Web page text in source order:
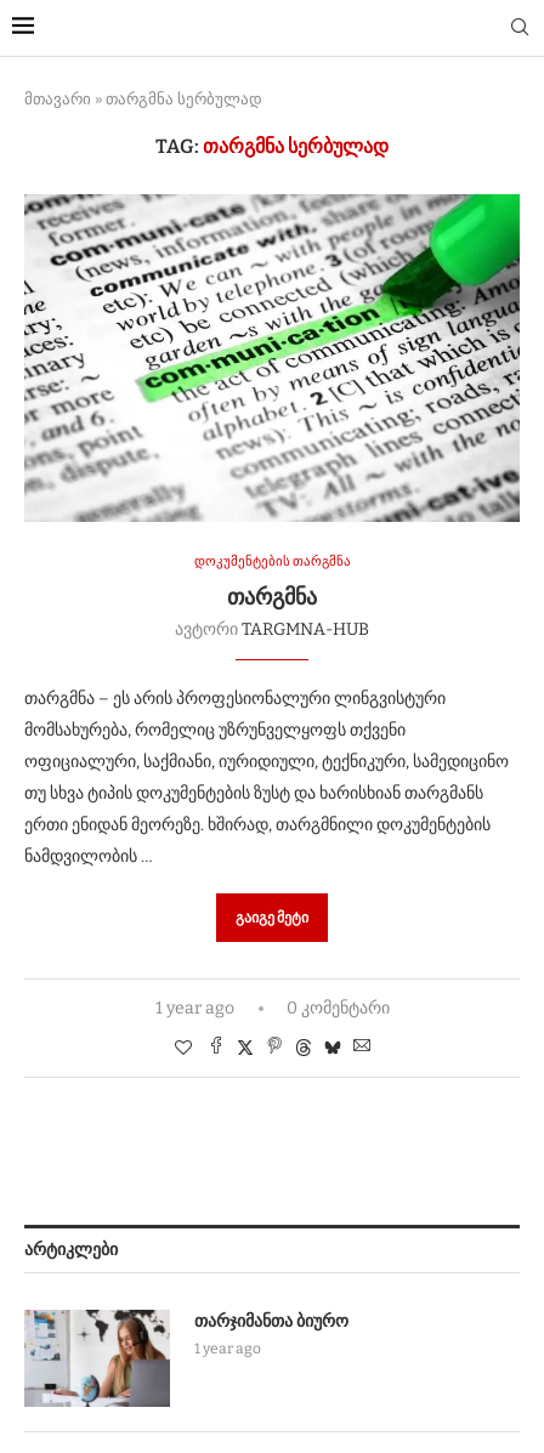
მთავარი » თარგმნა სერბულად
TAG: ᲗᲐᲠᲒᲛᲜᲐ ᲡᲔᲠᲑᲣᲚᲐᲓ
დოკუმენტების თარგმნა
ᲗᲐᲠᲒᲛᲜᲐ
ავტორიTARGMNA-HUB
თარგმნა – ეს არის პროფესიონალური ლინგვისტური
მომსახურება, რომელიც უზრუნველყოფს თქვენი
ოფიციალური, საქმიანი, იურიდიული, ტექნიკური, სამედიცინო
თუ სხვა ტიპის დოკუმენტების ზუსტ და ხარისხიან თარგმანს
ერთი ენიდან მეორეზე. ხშირად, თარგმნილი დოკუმენტების
ნამდვილობის …
ᲒᲐᲘᲒᲔ ᲛᲔᲢᲘ
1 year ago 0 კომენტარი
ᲐᲠᲢᲘᲙᲚᲔᲑᲘ
თარჯიმანთა ბიურო
1 year ago